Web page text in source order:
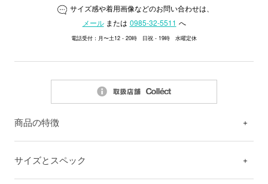
サイズ感や着用画像などのお問い合わせは、
メールまたは 0985-32-5511 へ
電話受付：月〜土12 - 20時 日祝 - 19時 水曜定休
商品の特徴
サイズとスペック